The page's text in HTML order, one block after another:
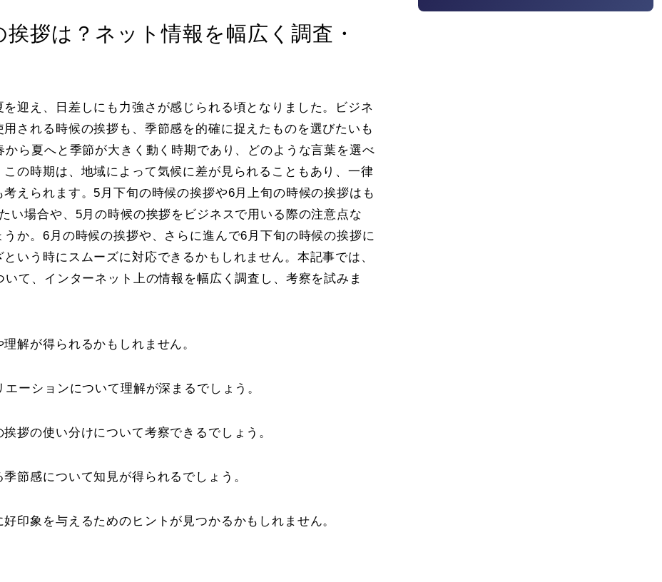
拶は？ネット情報を幅広く調査・
迎え、日差しにも力強さが感じられる頃となりました。ビジネ
される時候の挨拶も、季節感を的確に捉えたものを選びたいも
ら夏へと季節が大きく動く時期であり、どのような言葉を選べ
の時期は、地域によって気候に差が見られることもあり、一律
えられます。5月下旬の時候の挨拶や6月上旬の時候の挨拶はも
い場合や、5月の時候の挨拶をビジネスで用いる際の注意点な
か。6月の時候の挨拶や、さらに進んで6月下旬の時候の挨拶に
いう時にスムーズに対応できるかもしれません。本記事では、
て、インターネット上の情報を幅広く調査し、考察を試みま
解が得られるかもしれません。
ーションについて理解が深まるでしょう。
拶の使い分けについて考察できるでしょう。
節感について知見が得られるでしょう。
印象を与えるためのヒントが見つかるかもしれません。